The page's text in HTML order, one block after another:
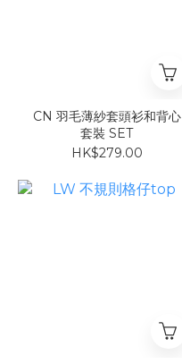
CN 羽毛薄紗套頭衫和背心
套裝 SET
HK$279.00